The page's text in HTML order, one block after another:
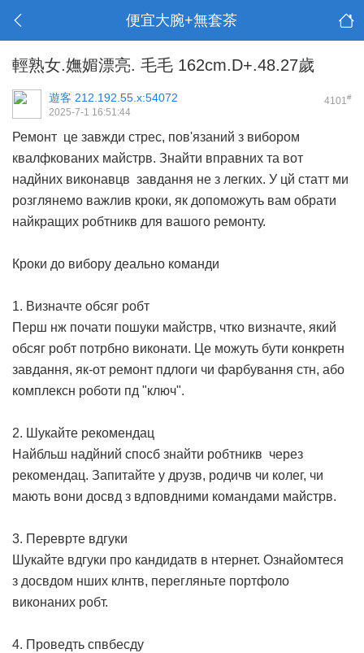
便宜大腕+無套茶
輕熟女.嫵媚漂亮. 毛毛 162cm.D+.48.27歲
4101#
遊客 212.192.55.x:54072
2025-7-1 16:51:44
Ремонт це завжди стрес, пов'язаний з вибором
квалфкованих майстрв. Знайти вправних та вот
надйних виконавцв завдання не з легких. У цй статт ми
розглянемо важлив кроки, як допоможуть вам обрати
найкращих робтникв для вашого ремонту.
Кроки до вибору деально команди
1. Визначте обсяг робт
Перш нж почати пошуки майстрв, чтко визначте, який
обсяг робт потрбно виконати. Це можуть бути конкретн
завдання, як-от ремонт пдлоги чи фарбування стн, або
комплексн роботи пд "ключ".
2. Шукайте рекомендац
Найбльш надйний спосб знайти робтникв через
рекомендац. Запитайте у друзв, родичв чи колег, чи
мають вони досвд з вдповдними командами майстрв.
3. Переврте вдгуки
Шукайте вдгуки про кандидатв в нтернет. Ознайомтеся
з досвдом нших клнтв, перегляньте портфоло
виконаних робт.
4. Проведть спвбесду